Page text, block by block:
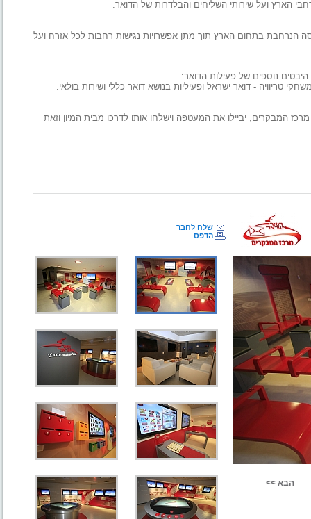
הנרחבת בתחום הארץ תוך מתן אפשרויות נגישות רחבות לכל אזרח ועל
טריוויה - דואר ישראל ופעיליות בנושא דואר כללי ושירות בולאי.
המבקרים, יביילו את המעטפה וישלחו אותו לדרכו מבית המיון וזאת
שלח לחבר
הדפס